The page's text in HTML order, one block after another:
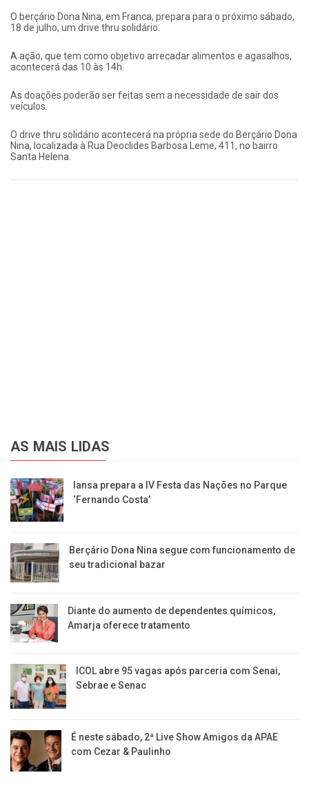
​O berçário Dona Nina, em Franca, prepara para o próximo sábado,
18 de julho, um drive thru solidário.
A ação, que tem como objetivo arrecadar alimentos e agasalhos,
acontecerá das 10 às 14h.
As doações poderão ser feitas sem a necessidade de sair dos
veículos.
O drive thru solidário acontecerá na própria sede do Berçário Dona
Nina, localizada à Rua Deoclides Barbosa Leme, 411, no bairro
Santa Helena.⠀
AS MAIS LIDAS
Iansa prepara a IV Festa das Nações no Parque
‘Fernando Costa’
Berçário Dona Nina segue com funcionamento de
seu tradicional bazar
Diante do aumento de dependentes químicos,
Amarja oferece tratamento
ICOL abre 95 vagas após parceria com Senai,
Sebrae e Senac
É neste sábado, 2ª Live Show Amigos da APAE
com Cezar & Paulinho